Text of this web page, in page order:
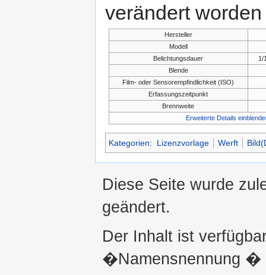
verändert
Hersteller
Modell
Belichtungsdauer
1/
Blende
Film- oder Sensorempfindlichkeit (ISO)
Erfassungszeitpunkt
Brennweite
Erweiterte Details
Kategorien: Lizenzvorlage Werft
Diese Seite wurde
geändert.
Der Inhalt ist
�Namensnennung �